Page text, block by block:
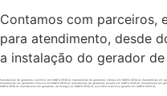
Contamos com parceiros,
para atendimento, desde
a instalação do gerador
manutenção de geradores cummins em SANTA CECÍLIA, manutenção de geradores stemac em SANTA CECÍLIA, manutenção em
manutenção em geradores himoisa em SANTA CECÍLIA, manutenção de geradores toyama em SANTA CECÍLIA, manutenção em
SANTA CECÍLIA, manutenção em geradores de energia em SANTA CECÍLIA, assistência técnica gerador em SANTA CECÍLIA,